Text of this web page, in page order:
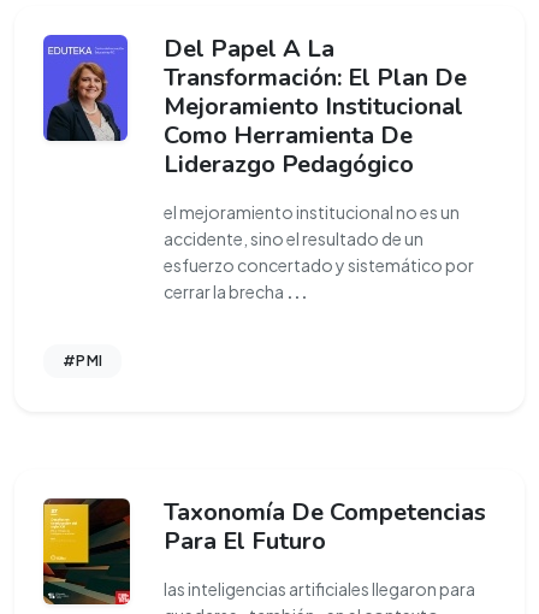
Del Papel A La
Transformación: El Plan De
Mejoramiento Institucional
Como Herramienta De
Liderazgo Pedagógico
el mejoramiento institucional no es un
accidente, sino el resultado de un
esfuerzo concertado y sistemático por
cerrar la brecha ...
#PMI
Taxonomía De Competencias
Para El Futuro
las inteligencias artificiales llegaron para